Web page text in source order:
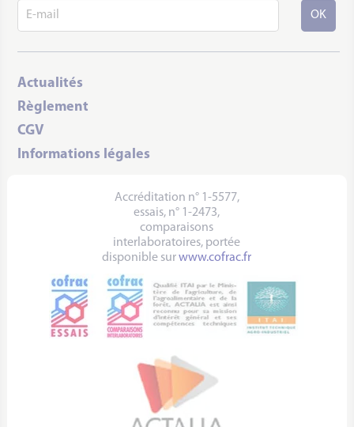
Actualités
Règlement
CGV
Informations légales
Accréditation n° 1-5577,
essais, n° 1-2473,
comparaisons
interlaboratoires, portée
disponible surwww.cofrac.fr